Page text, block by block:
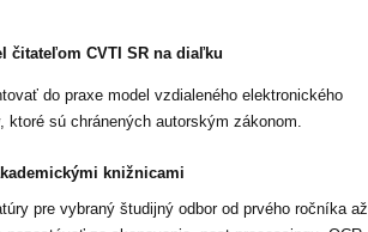
čitateľom CVTI SR na diaľku
do praxe model vzdialeného elektronického
sú chránených autorským zákonom.
knižnicami
pre vybraný študijný odbor od prvého ročníka